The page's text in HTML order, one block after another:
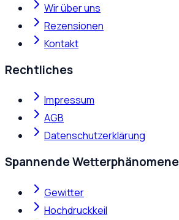
Wir über uns
Rezensionen
Kontakt
Rechtliches
Impressum
AGB
Datenschutzerklärung
Spannende Wetterphänomene
Gewitter
Hochdruckkeil